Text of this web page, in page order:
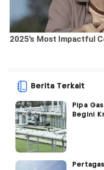
Berita Terkait
Pipa
Begini